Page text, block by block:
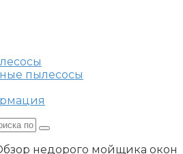
пылесосы
недорого мойщика окон